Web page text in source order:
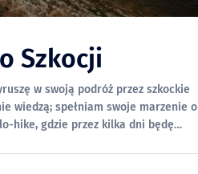
Szkocji
wiedzą; spełniam swoje marzenie o
hike, gdzie przez kilka dni będę